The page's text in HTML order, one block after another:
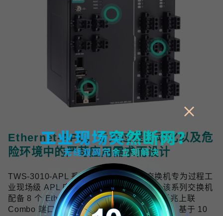
Ethernet-APL，专为过程自动化以及危
险环境中的严苛应用需求而设计
TWS-3010-APL 系列工业双线以太网交换机专为过程工
业现场级 APL 应用提供可靠的网络连接，该系列交换机
配备 8 个 Ethernet-APL spur 端口与 2 个千兆上联
Combo 端口，符合 Ethernet-APL 技术规范，基于 10